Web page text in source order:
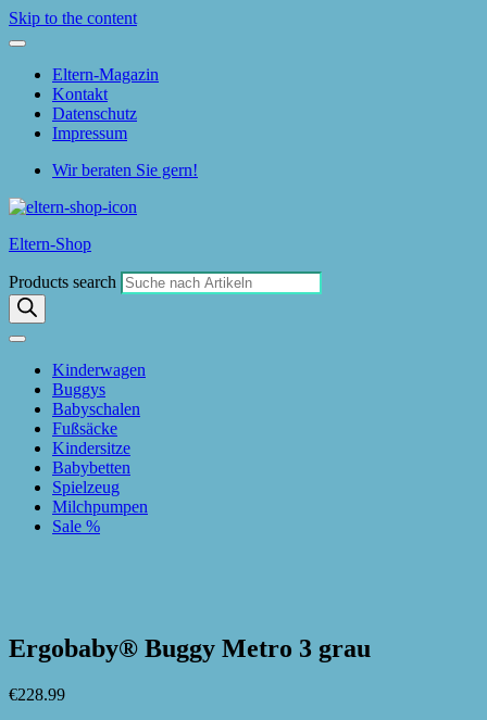
Skip to the content
Eltern-Magazin
Kontakt
Datenschutz
Impressum
Wir beraten Sie gern!
Eltern-Shop
Products search
Kinderwagen
Buggys
Babyschalen
Fußsäcke
Kindersitze
Babybetten
Spielzeug
Milchpumpen
Sale %
Ergobaby® Buggy Metro 3 grau
€228.99